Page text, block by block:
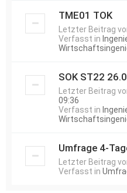
TME01 TOK
Letzter Beitrag
Verfasst in
SOK ST22
Letzter Beitrag
09:36
Verfasst in
Umfrage 4-
Letzter Beitrag
Verfasst in